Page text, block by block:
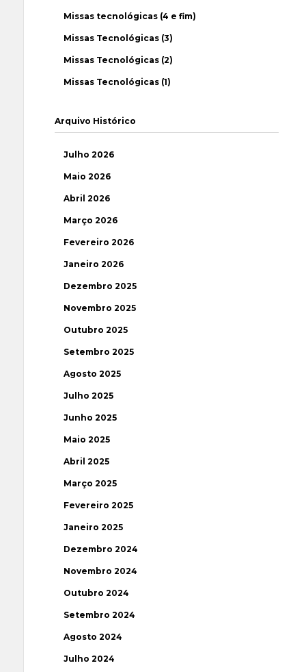
Missas tecnológicas (4 e fim)
Missas Tecnológicas (3)
Missas Tecnológicas (2)
Missas Tecnológicas (1)
Arquivo Histórico
Julho 2026
Maio 2026
Abril 2026
Março 2026
Fevereiro 2026
Janeiro 2026
Dezembro 2025
Novembro 2025
Outubro 2025
Setembro 2025
Agosto 2025
Julho 2025
Junho 2025
Maio 2025
Abril 2025
Março 2025
Fevereiro 2025
Janeiro 2025
Dezembro 2024
Novembro 2024
Outubro 2024
Setembro 2024
Agosto 2024
Julho 2024